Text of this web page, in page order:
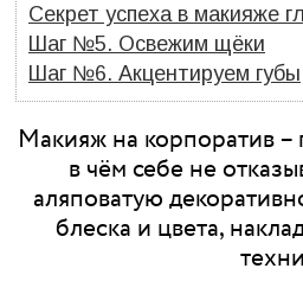
Секрет успеха в макияже
Шаг №5. Освежим щёки
Шаг №6. Акцентируем губы
Макияж на корпоратив –
в чём себе не
аляповатую
блеска и цвета,